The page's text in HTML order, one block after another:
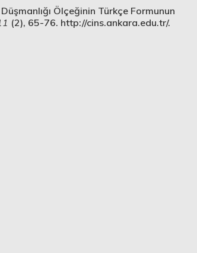
Ölçeğinin Türkçe Formunun
(2), 65-76. http://cins.ankara.edu.tr/.